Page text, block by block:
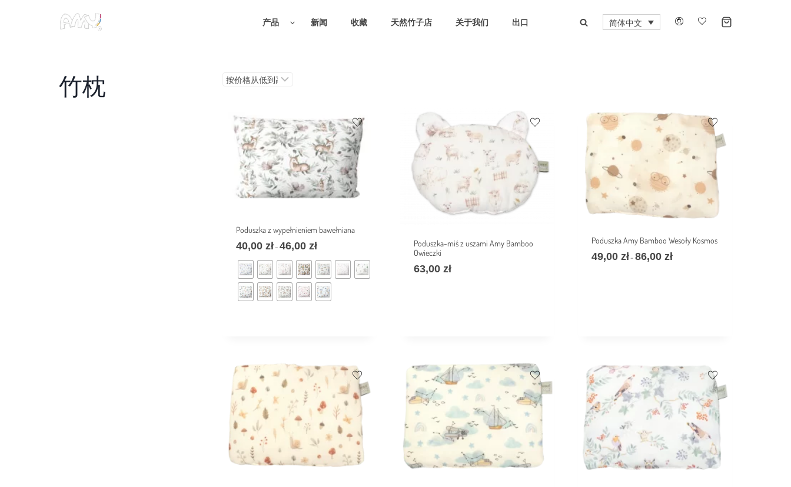
产品 新闻 收藏 天然竹子店 关于我们 出口 简体中文
Poduszka z wypełnieniem bawełniana
40,00 zł– 46,00 zł
Poduszka-miś z uszami Amy Bamboo
Owieczki
63,00 zł
Poduszka Amy Bamboo Wesoły Kosmos
49,00 zł– 86,00 zł
竹枕